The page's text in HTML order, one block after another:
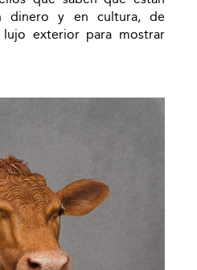
dinero y en cultura, de
exterior para mostrar